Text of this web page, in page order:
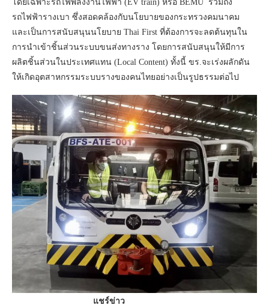
โดยเฉพาะรถไฟพลังงานไฟฟ้า (EV train) หรือ BEMU รวมถึง
รถไฟฟ้ารางเบา ซึ่งสอดคล้องกับนโยบายของกระทรวงคมนาคม
และเป็นการสนับสนุนนโยบาย Thai First ที่ต้องการจะลดต้นทุนใน
การนำเข้าชิ้นส่วนระบบขนส่งทางราง โดยการสนับสนุนให้มีการ
ผลิตชิ้นส่วนในประเทศแทน (Local Content) ทั้งนี้ ขร.จะเร่งผลักดัน
ให้เกิดอุตสาหกรรมระบบรางของคนไทยอย่างเป็นรูปธรรมต่อไป
แชร์ข่าว